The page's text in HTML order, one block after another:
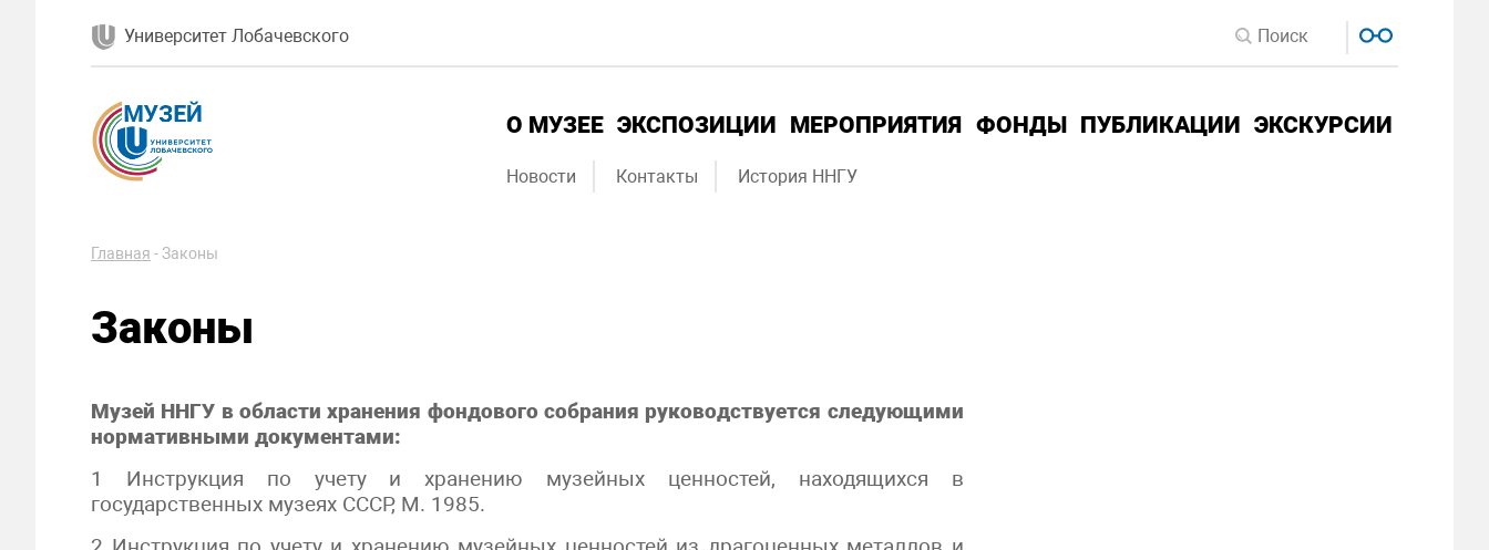
Университет Лобачевского
О МУЗЕЕ ЭКСПОЗИЦИИ МЕРОПРИЯТИЯ ФОНДЫ ПУБЛИКАЦИИ ЭКСКУРСИИ
Новости Контакты История ННГУ
Главная -Законы
Законы
Музей ННГУ в области хранения фондового собрания руководствуется следующими
нормативными документами:
1 Инструкция по учету и хранению музейных ценностей, находящихся в
государственных музеях СССР, М. 1985.